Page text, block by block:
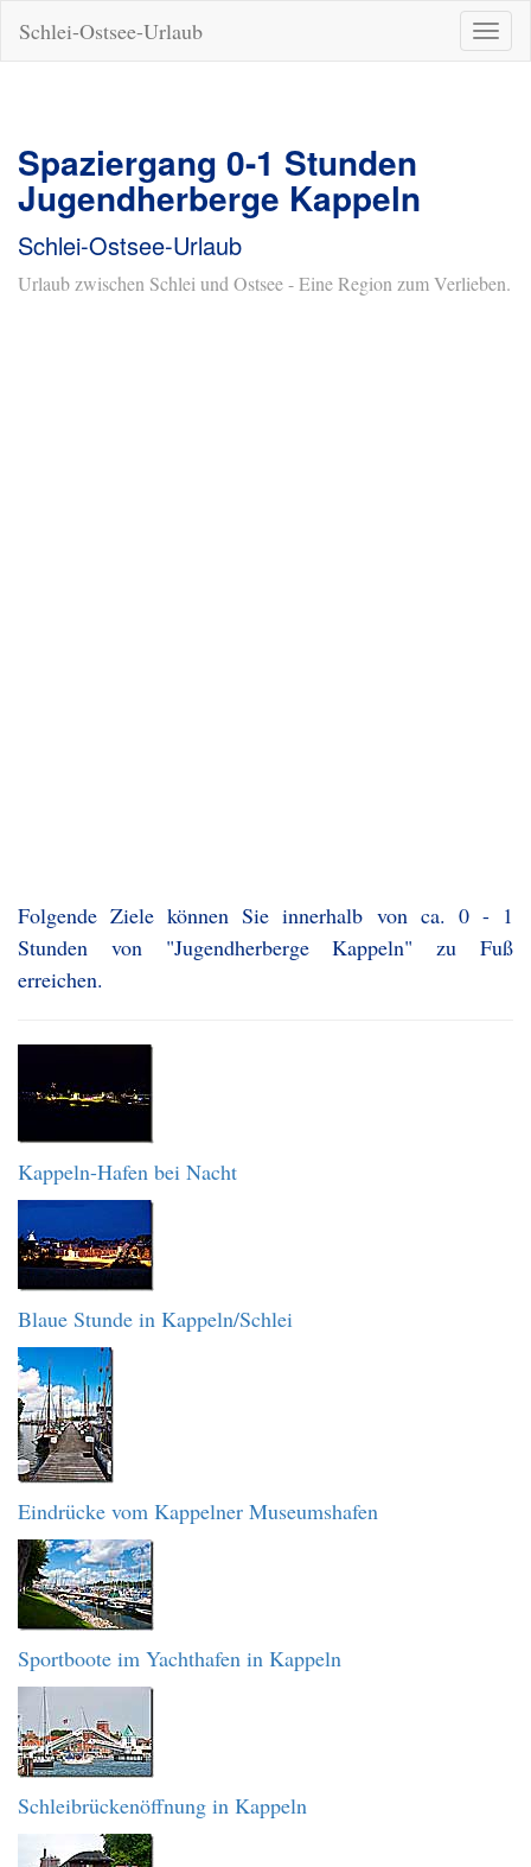
ein-/
Schlei-Ostsee-Urlaub
Spaziergang 0-1 Stunden
Jugendherberge Kappeln
Schlei-Ostsee-Urlaub
Urlaub zwischen Schlei und Ostsee - Eine Region zum Verlieben.
Folgende Ziele können Sie innerhalb von ca. 0 - 1
Stunden von "Jugendherberge Kappeln" zu Fuß
erreichen.
Kappeln-Hafen bei Nacht
Blaue Stunde in Kappeln/Schlei
Eindrücke vom Kappelner Museumshafen
Sportboote im Yachthafen in Kappeln
Schleibrückenöffnung in Kappeln